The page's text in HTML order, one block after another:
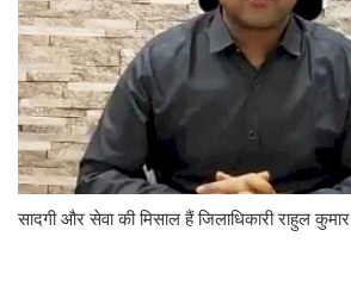
सादगी और सेवा की मिसाल हैं जिलाधिकारी राहुल कुमार